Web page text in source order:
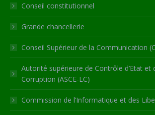
windowwindowwindowwindow
new
Conseil constitutionnel
Grande chancellerie
Conseil Supérieur de la Communication
Autorité supérieure de Contrôle d’Etat et
Corruption (ASCE-LC)
Commission de l’Informatique et des